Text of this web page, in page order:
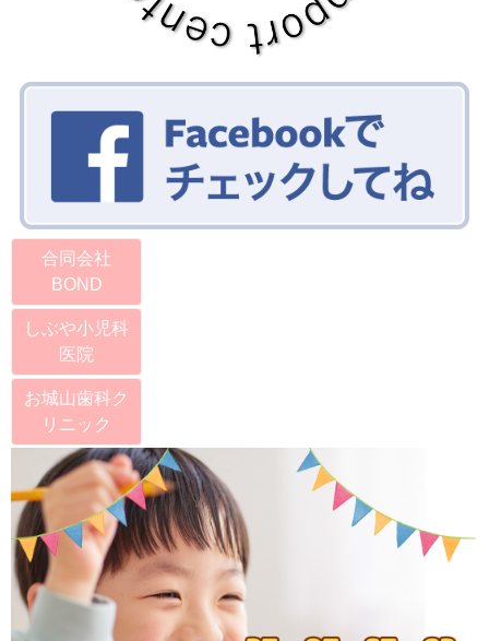
合同会社
BOND
しぶや小児科
医院
お城山歯科ク
リニック